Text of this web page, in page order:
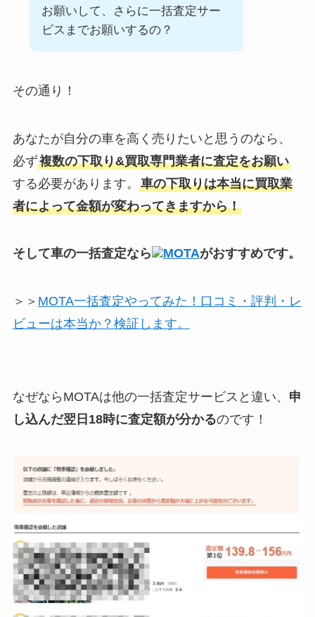
お願いして、さらに一括査定サー
ビスまでお願いするの？
その通り！
あなたが自分の車を高く売りたいと思うのなら、
必ず複数の下取り&買取専門業者に査定をお願い
する必要があります。 車の下取りは本当に買取業
者によって金額が変わってきますから！
そして車の一括査定なら MOTAがおすすめです。
＞＞ MOTA一括査定やってみた！口コミ・評判・レ
ビューは本当か？検証します。
なぜならMOTAは他の一括査定サービスと違い、 申
し込んだ翌日18時に査定額が分かるのです！